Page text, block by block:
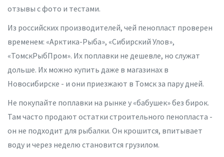
отзывы с фото и тестами.
Из российских производителей, чей пенопласт проверен
временем: «Арктика-Рыба», «Сибирский Улов»,
«ТомскРыбПром». Их поплавки не дешевле, но служат
дольше. Их можно купить даже в магазинах в
Новосибирске - и они приезжают в Томск за пару дней.
Не покупайте поплавки на рынке у «бабушек» без бирок.
Там часто продают остатки строительного пенопласта -
он не подходит для рыбалки. Он крошится, впитывает
воду и через неделю становится грузилом.